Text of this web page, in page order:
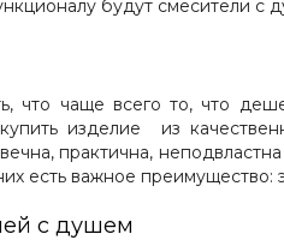
будут смесители с
что чаще всего то, что
изделие из
практична,
есть важное
с душем